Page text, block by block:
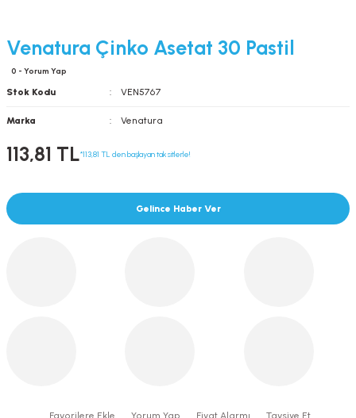
Venatura Çinko Asetat 30 Pastil
0 - Yorum Yap
Stok Kodu VEN5767
Marka Venatura
113,81 TL*113,81 TL den başlayan taksitlerle!
Gelince Haber Ver
Yorum Yap Fiyat Alarmı Tavsiye Et